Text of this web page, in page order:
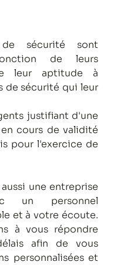
sécurité sont
de leurs
leur aptitude à
de sécurité qui leur
justifiant d'une
cours de validité
pour l'exercice de
une entreprise
un personnel
et à votre écoute.
à vous répondre
afin de vous
personnalisées et